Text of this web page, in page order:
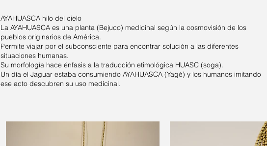
AYAHUASCA hilo del cielo
La AYAHUASCA es una planta (Bejuco) medicinal según la cosmovisión de los
pueblos originarios de América.
Permite viajar por el subconsciente para encontrar solución a las diferentes
situaciones humanas.
Su morfología hace énfasis a la traducción etimológica HUASC (soga).
Un día el Jaguar estaba consumiendo AYAHUASCA (Yagé) y los humanos imitando
ese acto descubren su uso medicinal.